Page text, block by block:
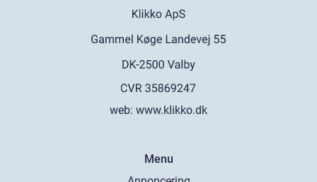
web: www.klikko.dk
Menu